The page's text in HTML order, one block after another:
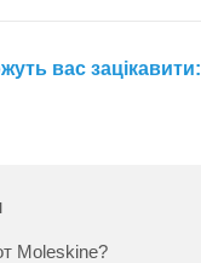
вас зацікавити:
Moleskine?